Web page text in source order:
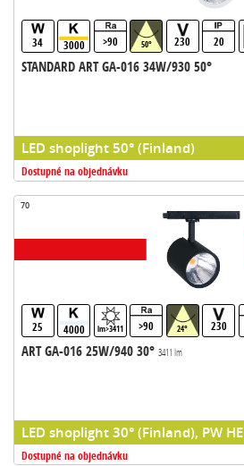
34 3000 >90 50° 230 20
STANDARD ART GA-016 34W/930 50°
LED shoplight 50° (Finland)
Dostupné na objednávku
70
25 4000 lm>3411 >90 24° 230
ART GA-016 25W/940 30° 3411 lm
LED shoplight 30° (Finland), PW
Dostupné na objednávku